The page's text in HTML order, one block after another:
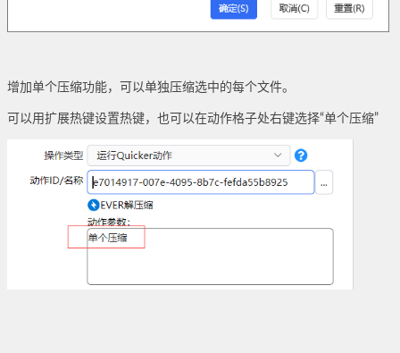
增加单个压缩功能，可以单独压缩选中的每个文件。
可以用扩展热键设置热键，也可以在动作格子处右键选择“单个压缩”